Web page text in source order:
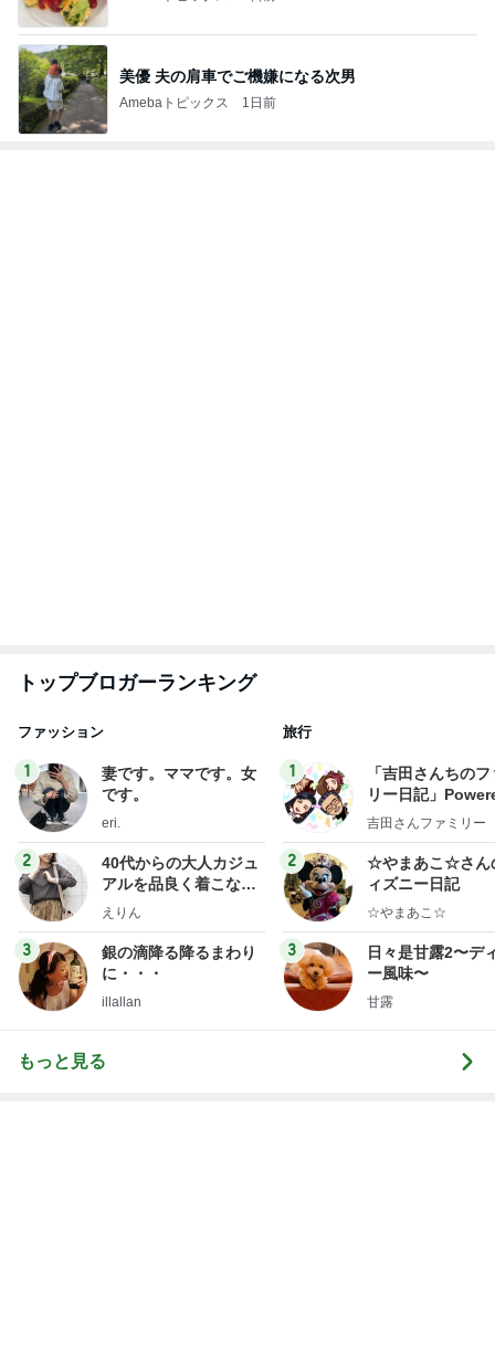
美優 夫の肩車でご機嫌になる次男
Amebaトピックス 1日前
トップブロガーランキング
ファッション
1
妻です。ママです。女
です。
eri.
2
40代からの大人カジュ
アルを品良く着こなす
ファッションブログ
えりん
3
銀の滴降る降るまわり
に・・・
illallan
旅行
1
「吉田さんちの
リー日記」
y Ameba 吉田さ
ログ
吉田さんファミリー
2
☆やまあこ☆さん
ィズニー日記
☆やまあこ☆
3
日々是甘露2〜デ
ー風味〜
甘露
もっと見る